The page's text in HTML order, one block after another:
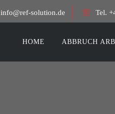
info@ref-solution.de Tel.
HOME ABBRUCH